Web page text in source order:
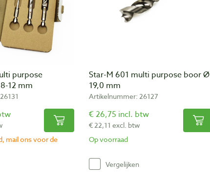
purpose
12 mm
mail ons voor de
Star-M 601 multi purpose boor Ø
19,0 mm
Artikelnummer: 26127
€ 26,75 incl. btw
€ 22,11 excl. btw
Op voorraad
Vergelijken